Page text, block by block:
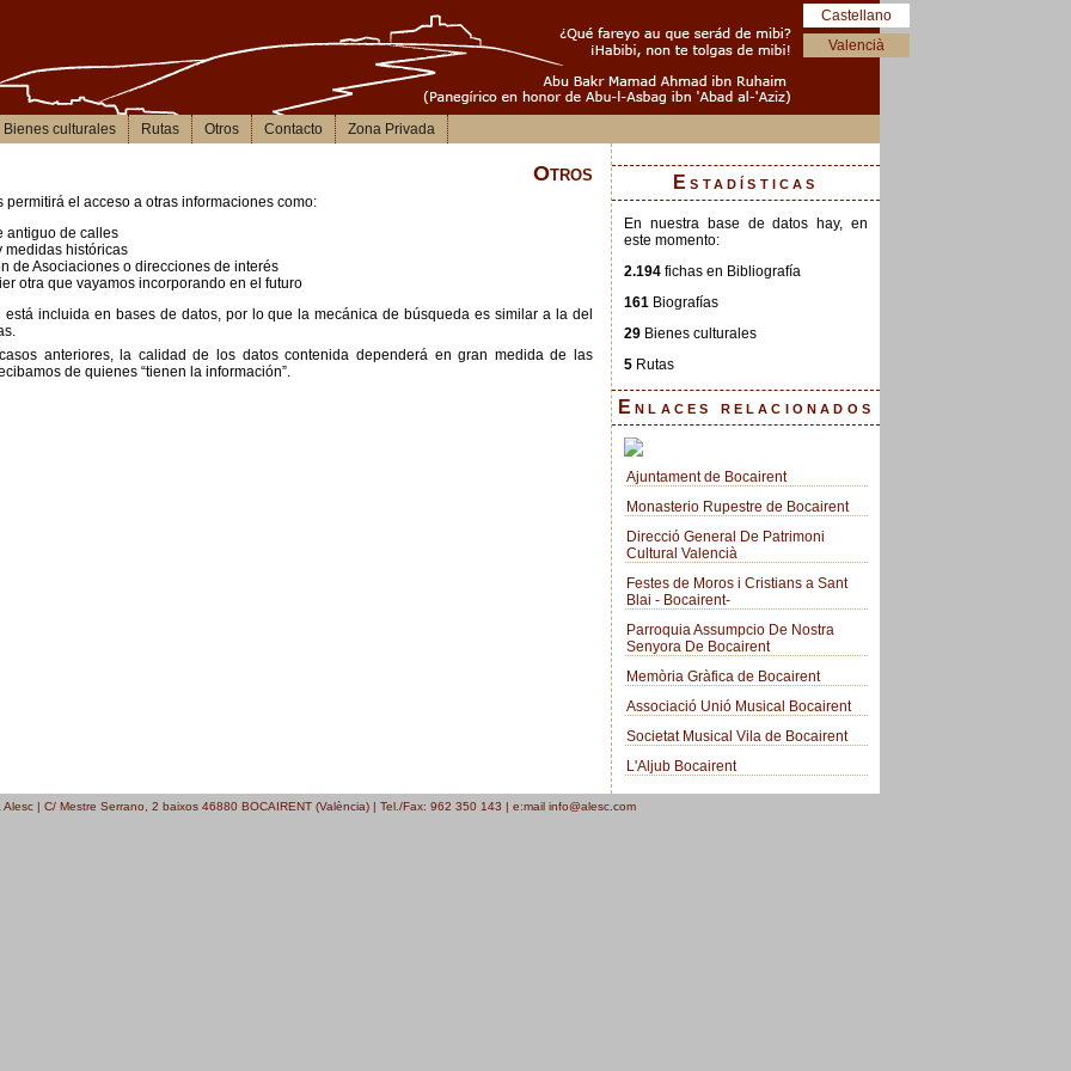
Castellano
Valencià
Bienes culturales Rutas Otros Contacto
Zona Privada
Otros
permitirá el acceso a otras informaciones como:
antiguo de calles
medidas históricas
de Asociaciones o direcciones de interés
otra que vayamos incorporando en el futuro
está incluida en bases de datos, por lo que la mecánica de búsqueda es similar a la del
anteriores, la calidad de los datos contenida dependerá en gran medida de las
de quienes “tienen la información”.
Estadísticas
En nuestra base de datos hay, en
este momento:
2.194 fichas en Bibliografía
161 Biografías
29 Bienes culturales
5 Rutas
Enlaces relacionados
Ajuntament de Bocairent
Monasterio Rupestre de Bocairent
Direcció General De Patrimoni
Cultural Valencià
Festes de Moros i Cristians a Sant
Blai - Bocairent-
Parroquia Assumpcio De Nostra
Senyora De Bocairent
Memòria Gràfica de Bocairent
Associació Unió Musical Bocairent
Societat Musical Vila de Bocairent
L'Aljub Bocairent
| C/ Mestre Serrano, 2 baixos 46880 BOCAIRENT (València) | Tel./Fax: 962 350 143 | e:mail info@alesc.com